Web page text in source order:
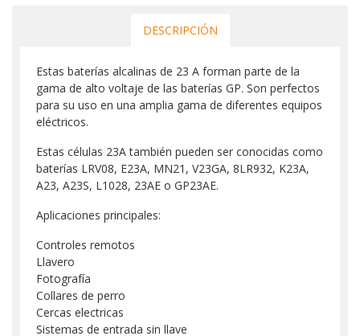
DESCRIPCIÓN
Estas baterías alcalinas de 23 A forman parte de la
gama de alto voltaje de las baterías GP. Son perfectos
para su uso en una amplia gama de diferentes equipos
eléctricos.
Estas células 23A también pueden ser conocidas como
baterías LRV08, E23A, MN21, V23GA, 8LR932, K23A,
A23, A23S, L1028, 23AE o GP23AE.
Aplicaciones principales:
Controles remotos
Llavero
Fotografía
Collares de perro
Cercas electricas
Sistemas de entrada sin llave